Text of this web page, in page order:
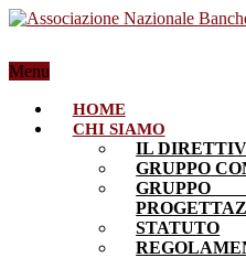
Menu
HOME
CHI SIAMO
IL
GRUPPO
STATUTO